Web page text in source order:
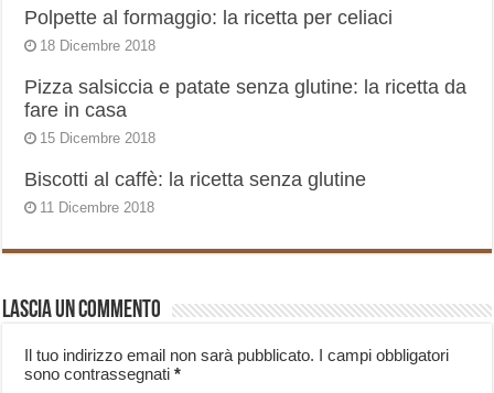
Polpette al formaggio: la ricetta per celiaci
18 Dicembre 2018
Pizza salsiccia e patate senza glutine: la ricetta da
fare in casa
15 Dicembre 2018
Biscotti al caffè: la ricetta senza glutine
11 Dicembre 2018
Lascia un commento
Il tuo indirizzo email non sarà pubblicato. I campi obbligatori
sono contrassegnati*